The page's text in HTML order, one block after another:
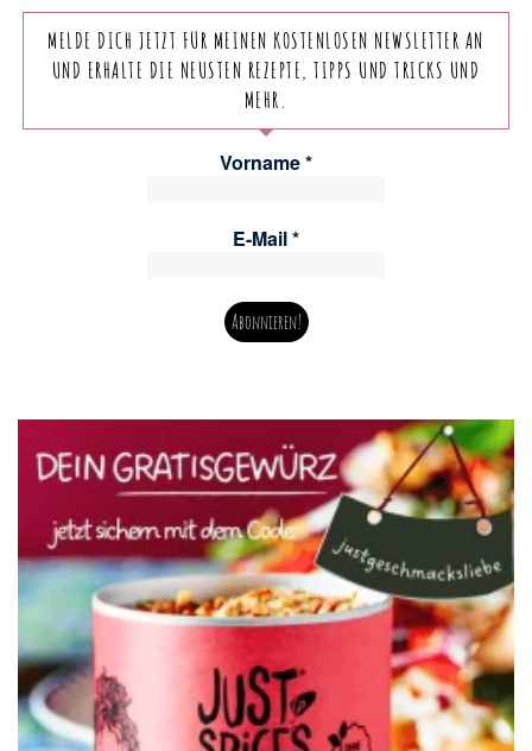
MELDE DICH JETZT FÜR MEINEN KOSTENLOSEN NEWSLETTER AN
UND ERHALTE DIE NEUSTEN REZEPTE, TIPPS UND TRICKS UND
MEHR.
Vorname*
E-Mail*